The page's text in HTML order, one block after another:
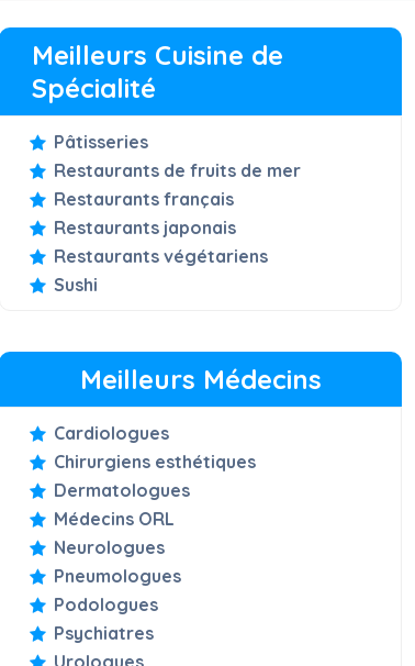
Meilleurs Cuisine de
Spécialité
Pâtisseries
Restaurants de fruits de mer
Restaurants français
Restaurants japonais
Restaurants végétariens
Sushi
Meilleurs Médecins
Cardiologues
Chirurgiens esthétiques
Dermatologues
Médecins ORL
Neurologues
Pneumologues
Podologues
Psychiatres
Urologues